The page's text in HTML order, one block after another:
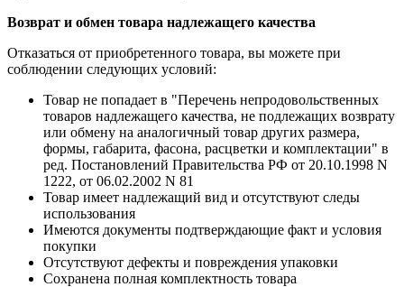
Возврат и обмен товара надлежащего качества
Отказаться от приобретенного товара, вы можете при
соблюдении следующих условий:
Товар не попадает в "Перечень непродовольственных
товаров надлежащего качества, не подлежащих возврату
или обмену на аналогичный товар других размера,
формы, габарита, фасона, расцветки и комплектации" в
ред. Постановлений Правительства РФ от 20.10.1998 N
1222, от 06.02.2002 N 81
Товар имеет надлежащий вид и отсутствуют следы
использования
Имеются документы подтверждающие факт и условия
покупки
Отсутствуют дефекты и повреждения упаковки
Сохранена полная комплектность товара